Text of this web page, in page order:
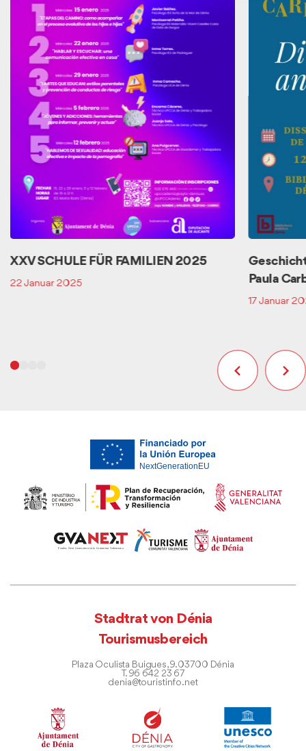
XXV SCHULE FÜR FAMILIEN 2025
22 Januar 2025
Paula
17 Januar
Stadtrat von Dénia
Tourismusbereich
Plaza Oculista Buigues, 9. 03700 Dénia
T. 96 642 23 67
denia@touristinfo.net